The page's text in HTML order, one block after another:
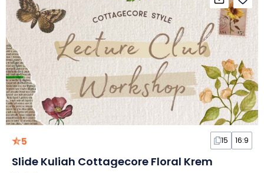
5 15 16:9
Slide Kuliah Cottagecore Floral Krem